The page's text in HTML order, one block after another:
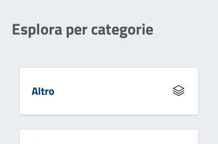
Esplora per categorie
Altro